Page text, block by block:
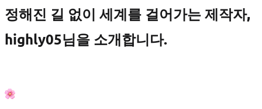
정해진 길 없이 세계를 걸어가는 제작자,
highly05님을 소개합니다.